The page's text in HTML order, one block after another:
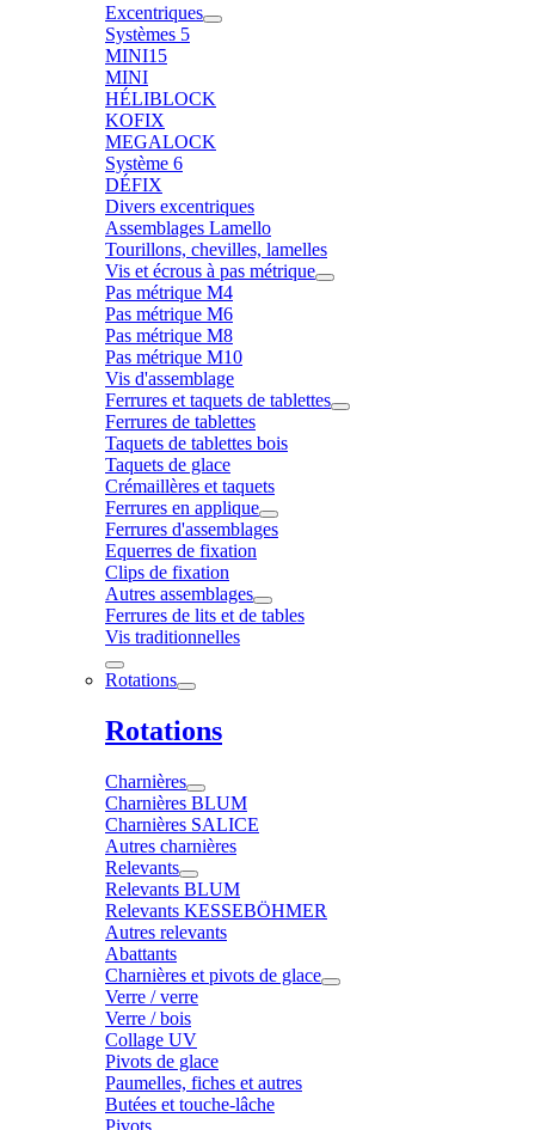
Excentriques
Systèmes 5
MINI15
MINI
HÉLIBLOCK
KOFIX
MEGALOCK
Système 6
DÉFIX
Divers excentriques
Assemblages Lamello
Tourillons, chevilles, lamelles
Vis et écrous à pas métrique
Pas métrique M4
Pas métrique M6
Pas métrique M8
Pas métrique M10
Vis d'assemblage
Ferrures et taquets de tablettes
Ferrures de tablettes
Taquets de tablettes bois
Taquets de glace
Crémaillères et taquets
Ferrures en applique
Ferrures d'assemblages
Equerres de fixation
Clips de fixation
Autres assemblages
Ferrures de lits et de tables
Vis traditionnelles
Rotations
Rotations
Charnières
Charnières BLUM
Charnières SALICE
Autres charnières
Relevants
Relevants BLUM
Relevants KESSEBÖHMER
Autres relevants
Abattants
Charnières et pivots de glace
Verre / verre
Verre / bois
Collage UV
Pivots de glace
Paumelles, fiches et autres
Butées et touche-lâche
Pivots